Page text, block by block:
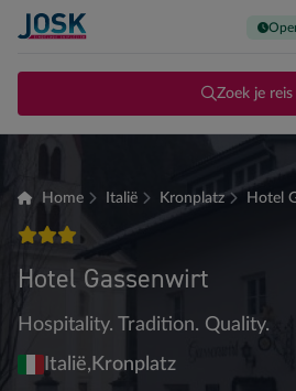
Terug naar de homepage
Zoek je reis
Home Italië Kronplatz Hotel
3 sterren
Hotel Gassenwirt
Hospitality. Tradition. Quality.
Italië, Kronplatz